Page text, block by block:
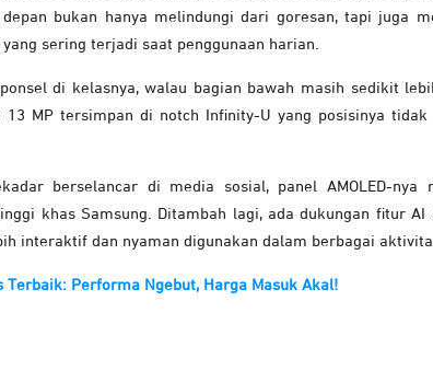
bukan hanya melindungi dari goresan, tapi juga
sering terjadi saat penggunaan harian.
di kelasnya, walau bagian bawah masih sedikit
MP tersimpan di notch Infinity-U yang posisinya
berselancar di media sosial, panel AMOLED-nya
khas Samsung. Ditambah lagi, ada dukungan fitur AI
interaktif dan nyaman digunakan dalam berbagai
Terbaik: Performa Ngebut, Harga Masuk Akal!